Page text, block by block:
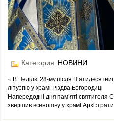
Категория: НОВИНИ
« В Неділю 28-му після
літургію у храмі Різдва Богородиці
Напередодні дня пам’яті святителя
звершив всеношну у храмі